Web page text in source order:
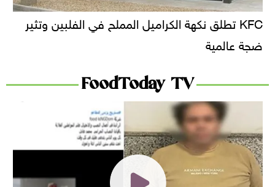
KFC تطلق نكهة الكراميل المملح في الفلبين وتثير
ضجة عالمية
FoodToday TV